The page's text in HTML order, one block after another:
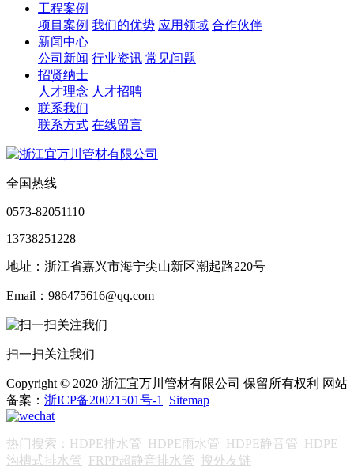
工程案例
项目案例 我们的优势 应用领域 合作伙伴
新闻中心
公司新闻 行业资讯 常见问题
招贤纳士
人才理念 人才招聘
联系我们
联系方式 在线留言
全国热线
0573-82051110
13738251228
地址：浙江省嘉兴市海宁尖山新区潮起路220号
Email：986475616@qq.com
扫一扫关注我们
Copyright © 2020 浙江宜万川管材有限公司 保留所有权利 网站
备案： 浙ICP备20021501号-1 Sitemap
热门搜索： HDPE排水管 HDPE雨水管 HDPE静音管 HDPE
沟槽式排水管 FRPP超静音排水管 搜外友链